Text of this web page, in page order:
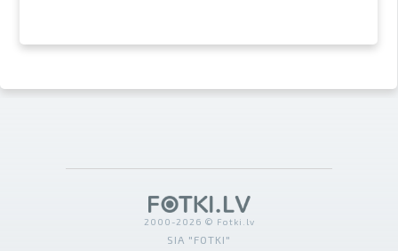
2000-2026 © Fotki.lv
SIA "FOTKI"